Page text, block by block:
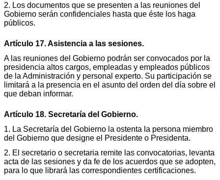
2. Los documentos que se presenten a las reuniones del
Gobierno serán confidenciales hasta que éste los haga
públicos.
Artículo 17. Asistencia a las sesiones.
A las reuniones del Gobierno podrán ser convocados por la
presidencia altos cargos, empleadas y empleados públicos
de la Administración y personal experto. Su participación se
limitará a la presencia en el asunto del orden del día sobre el
que deban informar.
Artículo 18. Secretaría del Gobierno.
1. La Secretaría del Gobierno la ostenta la persona miembro
del Gobierno que designe el Presidente o Presidenta.
2. El secretario o secretaria remite las convocatorias, levanta
acta de las sesiones y da fe de los acuerdos que se adopten,
para lo que librará las correspondientes certificaciones.